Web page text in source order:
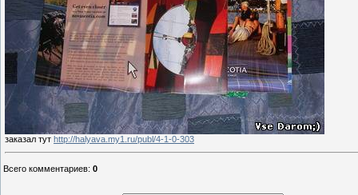
заказал тут http://halyava.my1.ru/publ/4-1-0-303
Всего комментариев: 0